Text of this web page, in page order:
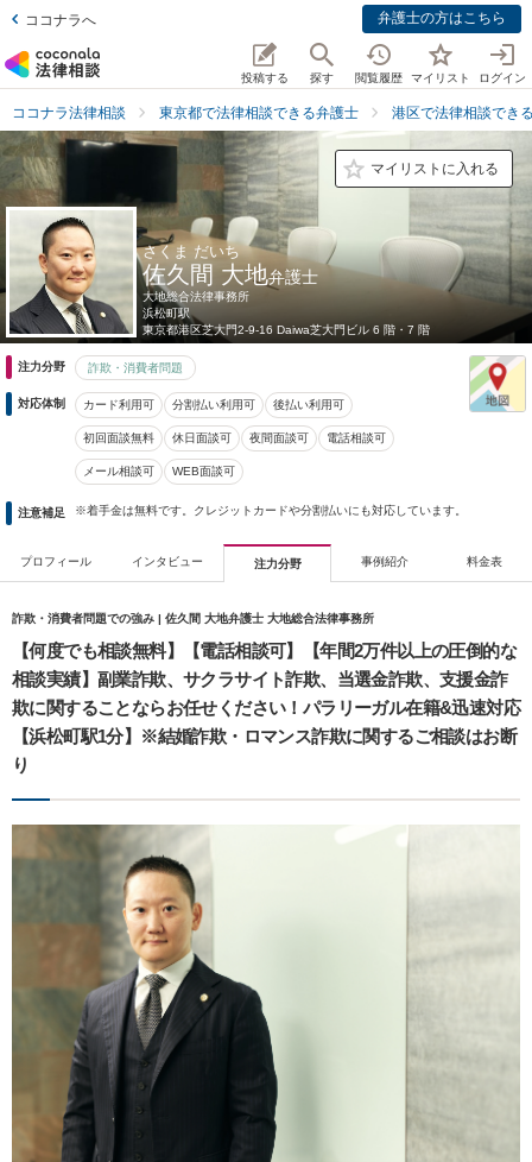
ココナラへ 弁護士の方はこちら
投稿する 探す 閲覧履歴 マイリスト ログイン
ココナラ法律相談 東京都で法律相談できる弁護士 港区で法律相談でき
マイリストに入れる
さくま だいち
佐久間 大地弁護士
大地総合法律事務所
浜松町駅
東京都港区芝大門2-9-16 Daiwa芝大門ビル 6 階・7 階
注力分野 詐欺・消費者問題
対応体制 カード利用可 分割払い利用可 後払い利用可
初回面談無料 休日面談可 夜間面談可 電話相談可
メール相談可 WEB面談可
注意補足 ※着手金は無料です。クレジットカードや分割払いにも対応しています。
プロフィール インタビュー 注力分野 事例紹介 料金表
詐欺・消費者問題での強み | 佐久間 大地弁護士 大地総合法律事務所
【何度でも相談無料】【電話相談可】【年間2万件以上の圧倒的な
相談実績】副業詐欺、サクラサイト詐欺、当選金詐欺、支援金詐
欺に関することならお任せください！パラリーガル在籍&迅速対応
【浜松町駅1分】※結婚詐欺・ロマンス詐欺に関するご相談はお断
り